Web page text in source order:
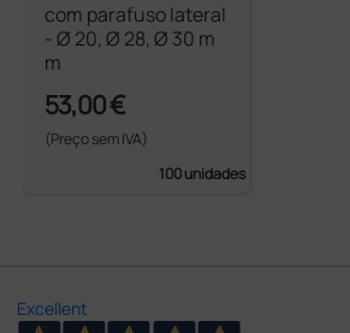
com parafuso lateral
- Ø 20, Ø 28, Ø 30 m
m
53,00 €
(Preço sem IVA)
100 unidades
Excellent